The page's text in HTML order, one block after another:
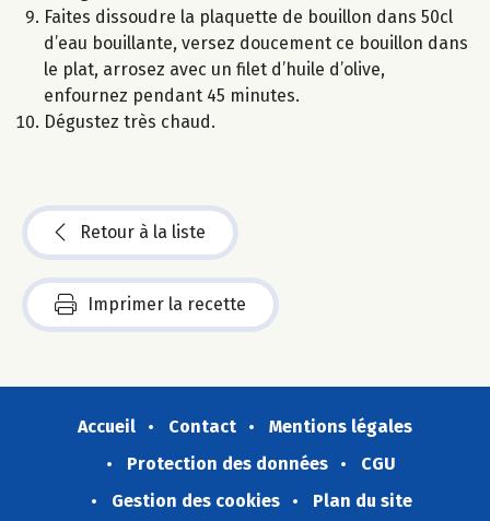
Faites dissoudre la plaquette de bouillon dans 50cl
d’eau bouillante, versez doucement ce bouillon dans
le plat, arrosez avec un filet d’huile d’olive,
enfournez pendant 45 minutes.
Dégustez très chaud.
Retour à la liste
Imprimer la recette
Accueil Contact
Mentions légales
Protection des données
CGU
Gestion des cookies
Plan du site